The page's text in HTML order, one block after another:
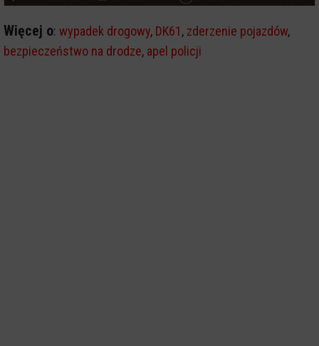
Więcej o: wypadek drogowy, DK61, zderzenie pojazdów,
bezpieczeństwo na drodze, apel policji